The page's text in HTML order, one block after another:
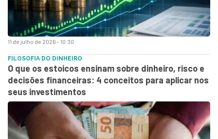
11 de julho de 2026 - 10:30
FILOSOFIA DO DINHEIRO
O que os estoicos ensinam sobre dinheiro, risco e
decisões financeiras: 4 conceitos para aplicar nos
seus investimentos